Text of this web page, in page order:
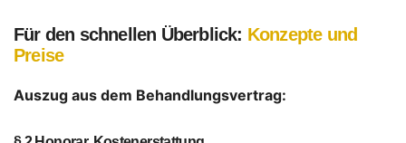
Für den schnellen Überblick: Konzepte und
Preise
Auszug aus dem Behandlungsvertrag: